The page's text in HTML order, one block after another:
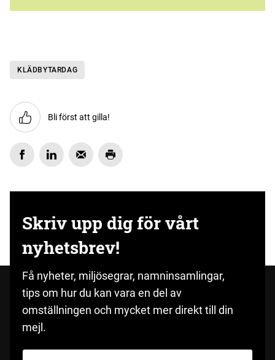
KLÄDBYTARDAG
Bli först att gilla!
Skriv upp dig för vårt
nyhetsbrev!
Få nyheter, miljösegrar, namninsamlingar,
tips om hur du kan vara en del av
omställningen och mycket mer direkt till din
mejl.